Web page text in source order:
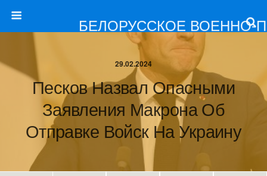
БЕЛОРУССКОЕ ВОЕННО-
29.02.2024
Песков Назвал Опасными
Заявления Макрона Об
Отправке Войск На Украину